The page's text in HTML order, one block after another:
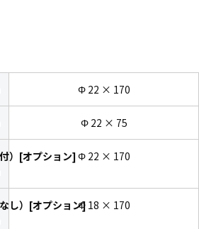
Φ 22 × 170
Φ 22 × 75
付）[オプション]Φ 22 × 170
し）[オプション]Φ 18 × 170